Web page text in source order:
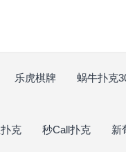
乐虎棋牌 蜗牛扑克
克 秒Call扑克 新